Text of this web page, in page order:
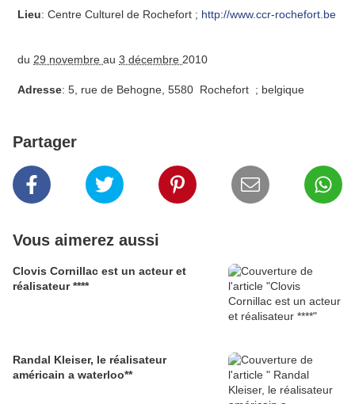
Lieu: Centre Culturel de Rochefort ; http://www.ccr-rochefort.be
du 29 novembre au 3 décembre 2010
Adresse: 5, rue de Behogne 5580 Rochefort ; belgique
Partager
Vous aimerez aussi
Clovis Cornillac est un acteur et
réalisateur ****
Randal Kleiser, le réalisateur
américain a waterloo**